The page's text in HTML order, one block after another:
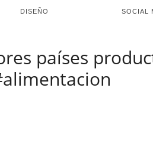
DISEÑO SOCIAL
países